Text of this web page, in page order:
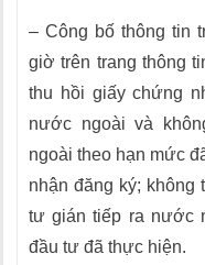
– Công bố thông tin
giờ trên trang thông
thu hồi giấychứng
nước ngoài và k
ngoài theo hạn mức
nhận đăng ký; không
tư gián tiếp ra nước
đầu tư đã thực hiện.